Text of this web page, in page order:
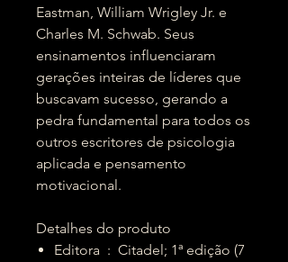
Eastman, William Wrigley Jr. e
Charles M. Schwab. Seus
ensinamentos influenciaram
gerações inteiras de líderes que
buscavam sucesso, gerando a
pedra fundamental para todos os
outros escritores de psicologia
aplicada e pensamento
motivacional.
Detalhes do produto
Editora ‏ : ‎ Citadel; 1ª edição (7